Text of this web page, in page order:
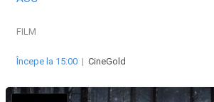
FILM
Începe la 15:00 | CineGold